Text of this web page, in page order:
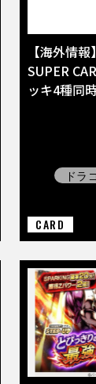
【海外情
SUPER
ッキ4種同
ドラ
CARD